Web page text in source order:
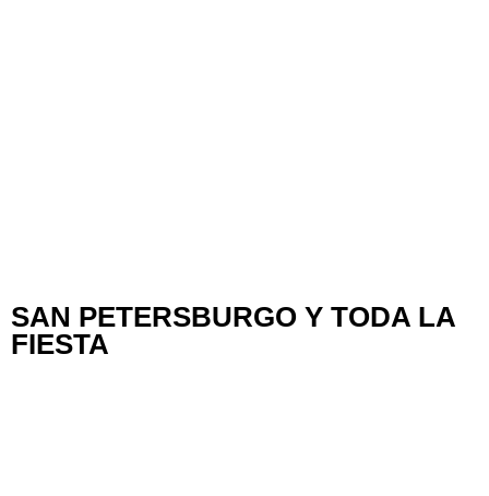
SAN PETERSBURGO Y TODA LA
FIESTA